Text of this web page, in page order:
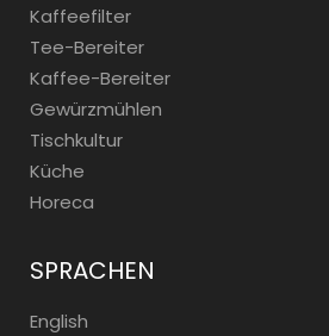
Kaffeefilter
Tee-Bereiter
Kaffee-Bereiter
Gewürzmühlen
Tischkultur
Küche
Horeca
SPRACHEN
English